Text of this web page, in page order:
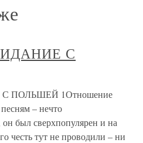
С
С ПОЛЬШЕЙ 1Отношение
– нечто
был сверхпопулярен и на
честь тут не проводили – ни